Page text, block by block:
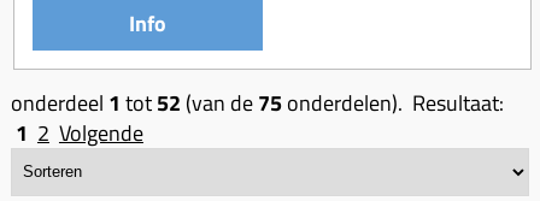
Info
onderdeel 1 tot52 (van de75onderdelen). Resultaat:
1 2 Volgende